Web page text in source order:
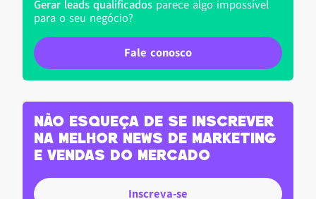
Gerar leads qualificados parece algo impossível
para o seu negócio?
Fale conosco
Não esqueça de se inscrever
na melhor news de marketing
e vendas do Mercado
Inscreva-se